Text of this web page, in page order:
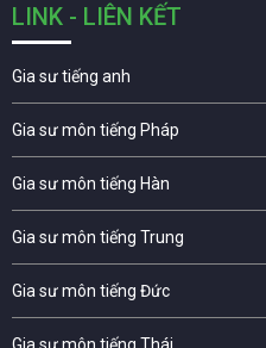
LINK - LIÊN KẾT
Gia sư tiếng anh
Gia sư môn tiếng Pháp
Gia sư môn tiếng Hàn
Gia sư môn tiếng Trung
Gia sư môn tiếng Đức
Gia sư môn tiếng Thái